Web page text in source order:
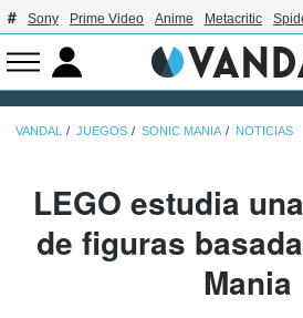
Sony Prime Video Anime Metacritic
VANDAL JUEGOS SONIC MANIA NOTICIAS
LEGO estudia
de figuras
Mania